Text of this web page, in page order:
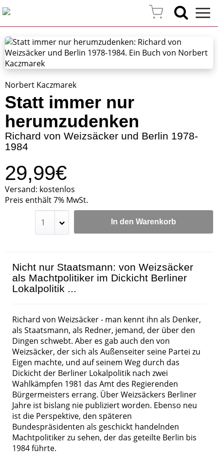
Norbert Kaczmarek
Statt immer nur
herumzudenken
Richard von Weizsäcker und Berlin 1978-
1984
29,99€
Versand: kostenlos
Preis enthält 7% MwSt.
In den Warenkorb
Nicht nur Staatsmann: von Weizsäcker
als Machtpolitiker im Dickicht Berliner
Lokalpolitik ...
Richard von Weizsäcker - man kennt ihn als Denker,
als Staatsmann, als Redner, jemand, der über den
Dingen schwebt. Aber es gab auch den von
Weizsäcker, der sich als Außenseiter seine Partei zu
Eigen machte, und auf seinem Weg durch das
Dickicht der Berliner Lokalpolitik nach zwei
Wahlkämpfen 1981 das Amt des Regierenden
Bürgermeisters errang. Über Weizsäckers Berliner
Jahre ist bislang nie publiziert worden. Ebenso neu
ist die Perspektive, den späteren
Bundespräsidenten als geschickt handelnden
Machtpolitiker zu sehen, der das geteilte Berlin bis
1984 führte.